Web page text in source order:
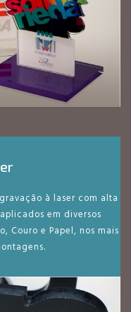
à laser com alta
em diversos
Couro e Papel, nos mais